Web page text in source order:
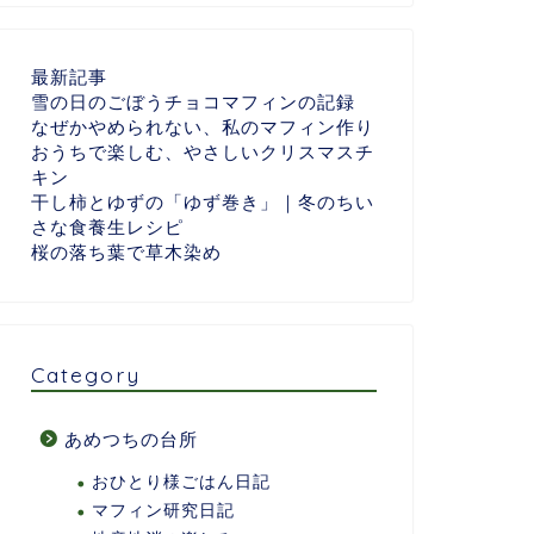
最新記事
雪の日のごぼうチョコマフィンの記録
なぜかやめられない、私のマフィン作り
おうちで楽しむ、やさしいクリスマスチ
キン
干し柿とゆずの「ゆず巻き」｜冬のちい
さな食養生レシピ
桜の落ち葉で草木染め
Category
あめつちの台所
おひとり様ごはん日記
マフィン研究日記